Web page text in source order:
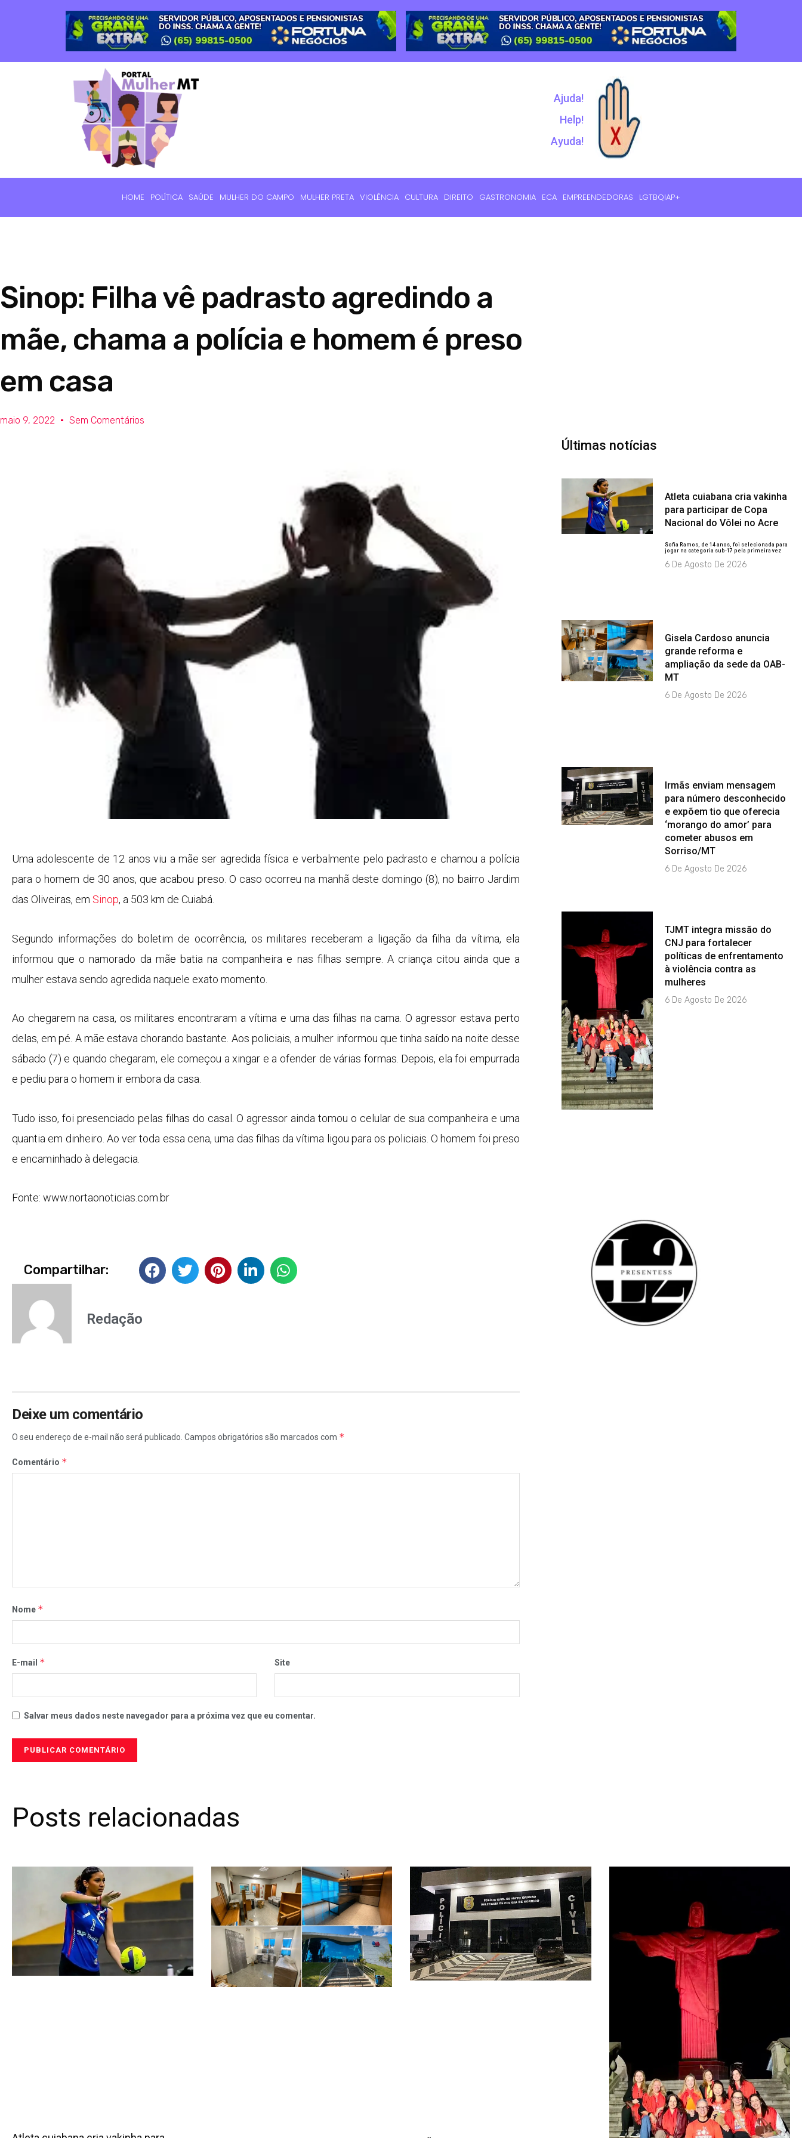
Ajuda!
Help!
Ayuda!
HOME POLÍTICA SAÚDE MULHER DO CAMPO MULHER PRETA VIOLÊNCIA CULTURA DIREITO GASTRONOMIA ECA EMPREENDEDORAS LGTBQIAP+
Sinop: Filha vê padrasto agredindo a
mãe, chama a polícia e homem é preso
em casa
maio 9, 2022 Sem Comentários
Uma adolescente de 12 anos viu a mãe ser agredida física e verbalmente pelo padrasto e chamou a polícia
para o homem de 30 anos, que acabou preso. O caso ocorreu na manhã deste domingo (8), no bairro Jardim
das Oliveiras, em Sinop, a 503 km de Cuiabá.
Segundo informações do boletim de ocorrência, os militares receberam a ligação da filha da vítima, ela
informou que o namorado da mãe batia na companheira e nas filhas sempre. A criança citou ainda que a
mulher estava sendo agredida naquele exato momento.
Ao chegarem na casa, os militares encontraram a vítima e uma das filhas na cama. O agressor estava perto
delas, em pé. A mãe estava chorando bastante. Aos policiais, a mulher informou que tinha saído na noite desse
sábado (7) e quando chegaram, ele começou a xingar e a ofender de várias formas. Depois, ela foi empurrada
e pediu para o homem ir embora da casa.
Tudo isso, foi presenciado pelas filhas do casal. O agressor ainda tomou o celular de sua companheira e uma
quantia em dinheiro. Ao ver toda essa cena, uma das filhas da vítima ligou para os policiais. O homem foi preso
e encaminhado à delegacia.
Fonte: www.nortaonoticias.com.br
Compartilhar:
Redação
Deixe um comentário
O seu endereço de e-mail não será publicado. Campos obrigatórios são marcados com *
Comentário *
Nome *
E-mail * Site
Salvar meus dados neste navegador para a próxima vez que eu comentar.
Últimas notícias
Atleta cuiabana cria vakinha
para participar de Copa
Nacional do Vôlei no Acre
Sofia Ramos, de 14 anos, foi selecionada para
jogar na categoria sub-17 pela primeira vez
6 De Agosto De 2026
Gisela Cardoso anuncia
grande reforma e
ampliação da sede da OAB-
MT
6 De Agosto De 2026
Irmãs enviam mensagem
para número desconhecido
e expõem tio que oferecia
‘morango do amor’ para
cometer abusos em
Sorriso/MT
6 De Agosto De 2026
TJMT integra missão do
CNJ para fortalecer
políticas de enfrentamento
à violência contra as
mulheres
6 De Agosto De 2026
Posts relacionadas